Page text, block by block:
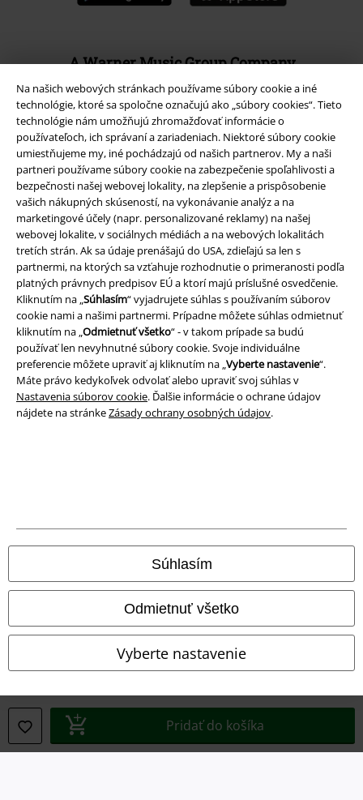
Na našich webových stránkach používame súbory cookie a iné
technológie, ktoré sa spoločne označujú ako „súbory cookies“. Tieto
technológie nám umožňujú zhromažďovať informácie o
používateľoch, ich správaní a zariadeniach. Niektoré súbory cookie
umiestňujeme my, iné pochádzajú od našich partnerov. My a naši
partneri používame súbory cookie na zabezpečenie spoľahlivosti a
bezpečnosti našej webovej lokality, na zlepšenie a prispôsobenie
vašich nákupných skúseností, na vykonávanie analýz a na
marketingové účely (napr. personalizované reklamy) na našej
webovej lokalite, v sociálnych médiách a na webových lokalitách
tretích strán. Ak sa údaje prenášajú do USA, zdieľajú sa len s
partnermi, na ktorých sa vzťahuje rozhodnutie o primeranosti podľa
platných právnych predpisov EÚ a ktorí majú príslušné osvedčenie.
Kliknutím na „Súhlasím“ vyjadrujete súhlas s používaním súborov
cookie nami a našimi partnermi. Prípadne môžete súhlas odmietnuť
kliknutím na „Odmietnuť všetko“ - v takom prípade sa budú
používať len nevyhnutné súbory cookie. Svoje individuálne
preferencie môžete upraviť aj kliknutím na „Vyberte nastavenie“.
Máte právo kedykoľvek odvolať alebo upraviť svoj súhlas v
Nastavenia súborov cookie. Ďalšie informácie o ochrane údajov
nájdete na stránkeZásady ochrany osobných údajov.
Súhlasím
Odmietnuť všetko
Vyberte nastavenie
Pridať do košíka
A Warner Music Group Company
Právne informácie
Podmienky
Imprint
Ochrana osobných údajov
Všetky ceny sú vrátane DPH, bez poštovného a
© 1986-2026 EMP Merchandising
Naše online obchody
EMP International